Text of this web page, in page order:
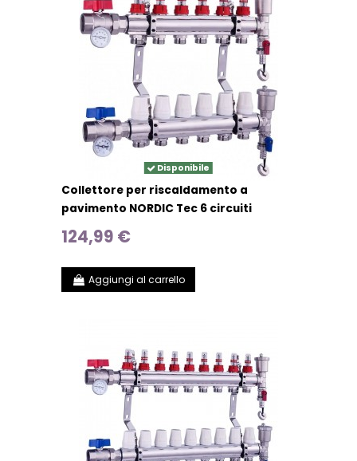
Disponibile
Collettore per riscaldamento a
pavimento NORDIC Tec 6 circuiti
124,99 €
Aggiungi al carrello